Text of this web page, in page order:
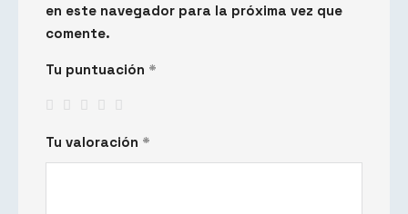
en este navegador para la próxima vez que
comente.
Tu puntuación *
Tu valoración *